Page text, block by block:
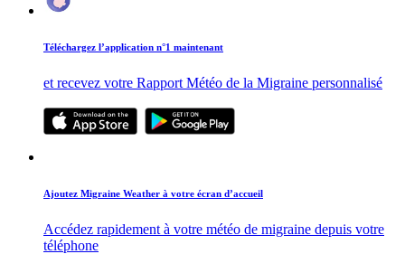
Téléchargez l’application n°1 maintenant
et recevez votre Rapport Météo de la Migraine personnalisé
Ajoutez Migraine Weather à votre écran d’accueil
Accédez rapidement à votre météo de migraine depuis votre
téléphone